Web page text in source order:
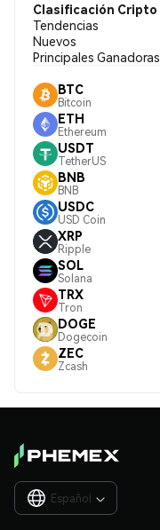
Clasificación Cripto
Tendencias
Nuevos
Principales Ganadoras
BTC
Bitcoin
ETH
Ethereum
USDT
TetherUS
BNB
BNB
USDC
USD Coin
XRP
Ripple
SOL
Solana
TRX
Tron
DOGE
Dogecoin
ZEC
Zcash
Español 